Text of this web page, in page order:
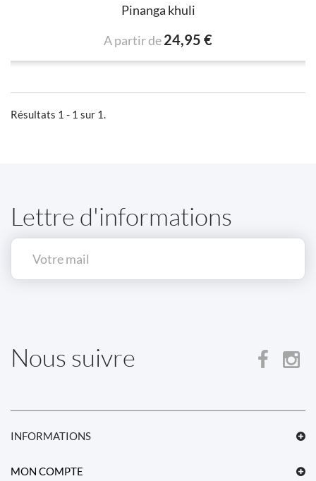
Pinanga khuli
A partir de24,95 €
Résultats 1 - 1 sur 1.
Lettre d'informations
Nous suivre
INFORMATIONS
MON COMPTE